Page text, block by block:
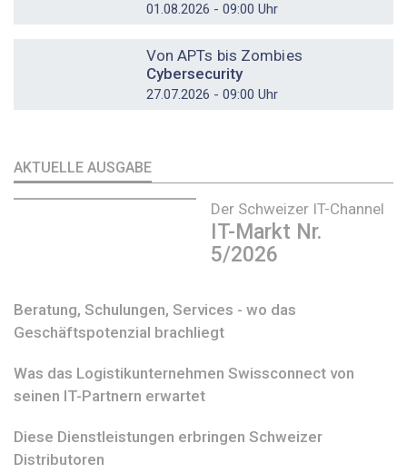
01.08.2026 - 09:00 Uhr
Von APTs bis Zombies
Cybersecurity
27.07.2026 - 09:00 Uhr
AKTUELLE AUSGABE
Der Schweizer IT-Channel
IT-Markt Nr.
5/2026
Beratung, Schulungen, Services - wo das
Geschäftspotenzial brachliegt
Was das Logistikunternehmen Swissconnect von
seinen IT-Partnern erwartet
Diese Dienstleistungen erbringen Schweizer
Distributoren